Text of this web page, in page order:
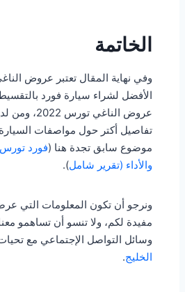
الخاتمة
وفي نهاية المقال تعتبر عروض
الأفضل لشراء سيارة فورد
عروض الناغي
تفاصيل أكتر حول مواصفات
موضوع سابق تجدة هنا (
والأداء (تقرير شامل).
ونرجو أن تكون المعلومات التي
مفيدة لكم، ولا تنسو أن تساهمو
وسائل التواصل الإجتماعي مع
الخليج.